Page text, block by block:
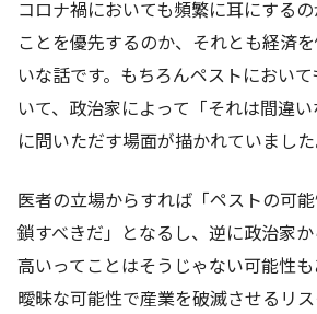
コロナ禍においても頻繁に耳にする
ことを優先するのか、それとも経済
いな話です。もちろんペストにおい
いて、政治家によって「それは間違
に問いただす場面が描かれていました
医者の立場からすれば「ペストの可
鎖すべきだ」となるし、逆に政治家
高いってことはそうじゃない可能性
曖昧な可能性で産業を破滅させるリ